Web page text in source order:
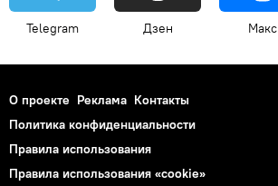
Telegram Дзен Макс
О проекте Реклама Контакты
Политика конфиденциальности
Правила использования
Правила использования «cookie»